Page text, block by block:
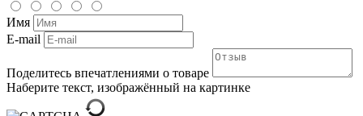
Имя
E-mail
Поделитесь впечатлениями о товаре
Наберите текст, изображённый на картинке